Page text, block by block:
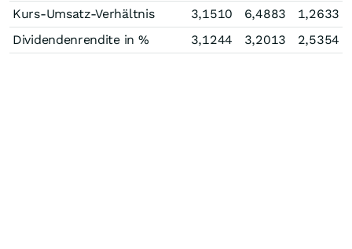
Kurs-Umsatz-Verhältnis
3,1510 6,4883
1,2633
Dividendenrendite in %
3,1244 3,2013 2,5354